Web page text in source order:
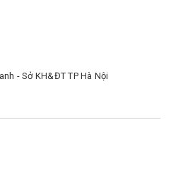
- Sở KH&ĐT TP Hà Nội